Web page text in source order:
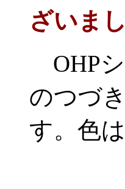
ざいまし
OHP
のつづ
す。色